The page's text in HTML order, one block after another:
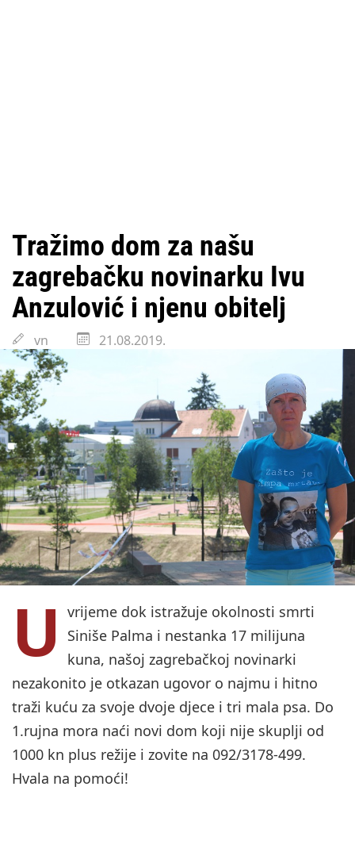
Tražimo dom za našu
zagrebačku novinarku Ivu
Anzulović i njenu obitelj
vn 21.08.2019.
U
vrijeme dok istražuje okolnosti smrti
Siniše Palma i nestanka 17 milijuna
kuna, našoj zagrebačkoj novinarki
nezakonito je otkazan ugovor o najmu i hitno
traži kuću za svoje dvoje djece i tri mala psa. Do
1.rujna mora naći novi dom koji nije skuplji od
1000 kn plus režije i zovite na 092/3178-499.
Hvala na pomoći!